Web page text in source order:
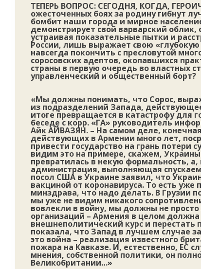
ТЕПЕРЬ ВОПРОС: СЕГОДНЯ, КОГДА,
ожесточенных боях за родину гибнут
бомбит наши города и мирное
демонстрирует свой варварский
устраивая показательные пытки и
России, лишь выражает свою
навсегда покончить с пресловутой
соросовских адептов, окопавшихся
страны в первую очередь во властных
управленческий и общественный борт?
«Мы должны понимать, что Сорос,
из подразделений Запада,
итоге превращается в катастрофу для
беседе с корр. «ГА» руководитель
Айк АЙВАЗЯН. – На самом деле,
действующих в Армении много лет,
привести государство на грань потери
видим это на примере, скажем,
превратилась в некую формальность,
администрация, выполняющая
посол США в Украине заявил, что
вакциной от коронавируса. То есть
минздрава, что надо делать. В Грузии
мы уже не видим никакого
вовлекли в войну, мы должны не просто
организаций – Армения в целом должна
внешнеполитический курс и перестать
показала, что Запад в лучшем случае
это война – реализация известного
пожара на Кавказе. И, естественно, ЕС
мнения, собственной политики, он
Великобритании…»